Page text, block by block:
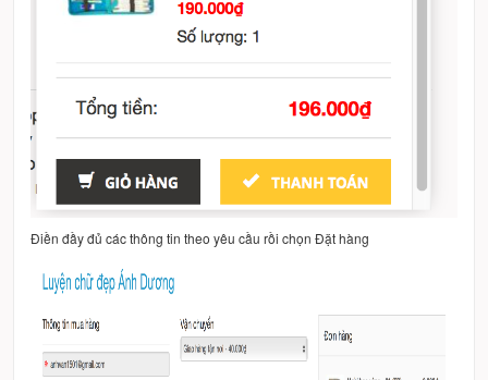
Điền đầy đủ các thông tin theo yêu cầu rồi chọn Đặt hàng